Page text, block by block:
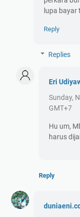
lupa bayar
Reply
Replies
Eri
Sunday,
GMT+7
Hu um,
harus
Reply